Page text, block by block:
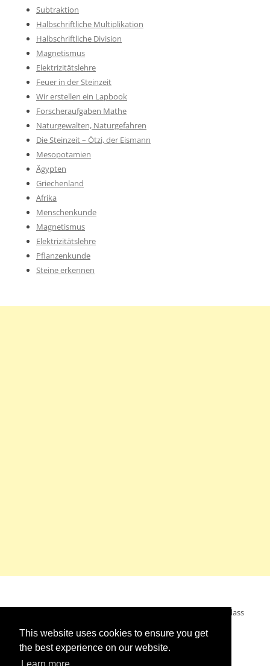
This website uses cookies to ensure you get
the best experience on our website.
Subtraktion
Halbschriftliche Multiplikation
Halbschriftliche Division
Magnetismus
Elektrizitätslehre
Feuer in der Steinzeit
Wir erstellen ein Lapbook
Forscheraufgaben Mathe
Naturgewalten, Naturgefahren
Die Steinzeit – Ötzi, der Eismann
Mesopotamien
Ägypten
Griechenland
Afrika
Menschenkunde
Magnetismus
Elektrizitätslehre
Pflanzenkunde
Steine erkennen
Mein Wunsch: dass alle Menschen ohne Krieg leben dürfen, dass
alle Menschen den Krieg verurteilen und sich von den
Kriegstreibern abwenden. Das wünsche ich mir.